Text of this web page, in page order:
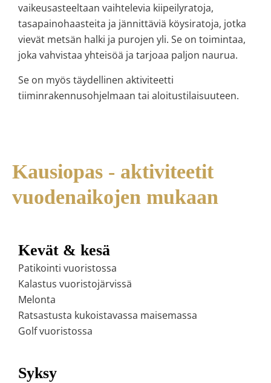
vaikeusasteeltaan vaihtelevia kiipeilyratoja,
tasapainohaasteita ja jännittäviä köysiratoja, jotka
vievät metsän halki ja purojen yli. Se on toimintaa,
joka vahvistaa yhteisöä ja tarjoaa paljon naurua.
Se on myös täydellinen aktiviteetti
tiiminrakennusohjelmaan tai aloitustilaisuuteen.
Kausiopas - aktiviteetit
vuodenaikojen mukaan
Kevät & kesä
Patikointi vuoristossa
Kalastus vuoristojärvissä
Melonta
Ratsastusta kukoistavassa maisemassa
Golf vuoristossa
Syksy